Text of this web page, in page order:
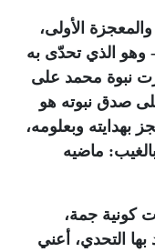
الأولى،
وهو الذي تحدّى به
نبوة محمد على
صدق نبوته هو
بهدايته وبعلومه،
ماضيه
كونية جمة،
التحدي، أعني